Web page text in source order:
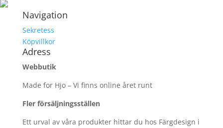
Navigation
Sekretess
Köpvillkor
Adress
Webbutik
Made for Hjo – Vi finns online året runt
Fler försäljningsställen
Ett urval av våra produkter hittar du hos Färgdesign i